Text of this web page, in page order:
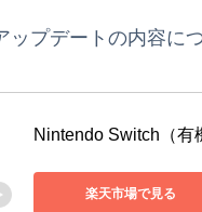
プデートの内容に
Nintendo Switch（有
楽天市場で見る